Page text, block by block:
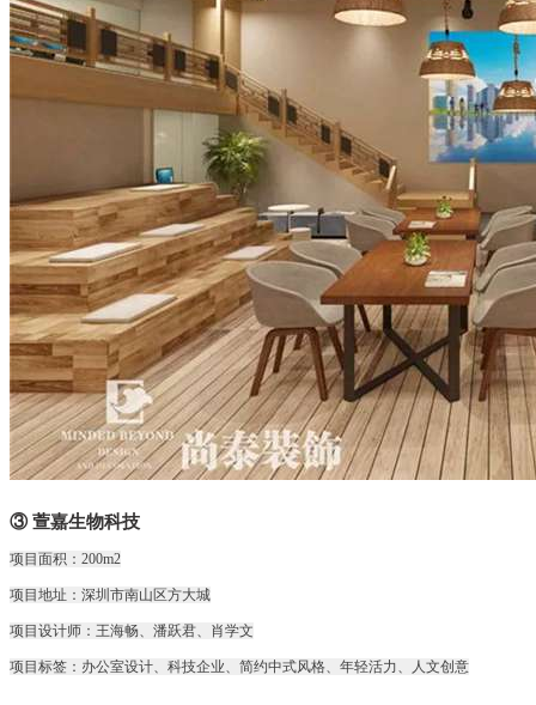
③ 萱嘉生物科技
项目面积：200m2
项目地址：深圳市南山区方大城
项目设计师：王海畅、潘跃君、肖学文
项目标签：办公室设计、科技企业、简约中式风格、年轻活力、人文创意